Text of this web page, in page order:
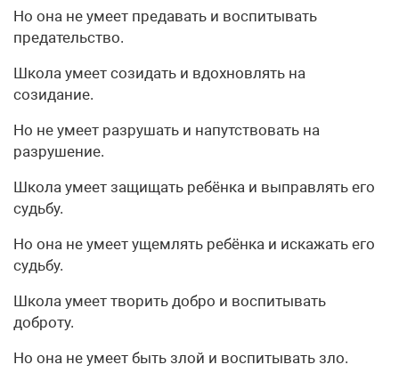
Но она не умеет предавать и воспитывать
предательство.
Школа умеет созидать и вдохновлять на
созидание.
Но не умеет разрушать и напутствовать на
разрушение.
Школа умеет защищать ребёнка и выправлять его
судьбу.
Но она не умеет ущемлять ребёнка и искажать его
судьбу.
Школа умеет творить добро и воспитывать
доброту.
Но она не умеет быть злой и воспитывать зло.